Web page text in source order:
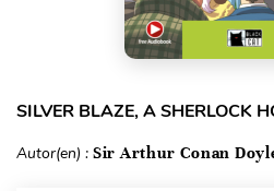
SILVER BLAZE, A SHERLOCK
Autor(en) : Sir Arthur Conan